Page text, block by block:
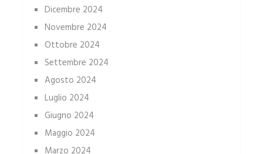
Dicembre 2024
Novembre 2024
Ottobre 2024
Settembre 2024
Agosto 2024
Luglio 2024
Giugno 2024
Maggio 2024
Marzo 2024